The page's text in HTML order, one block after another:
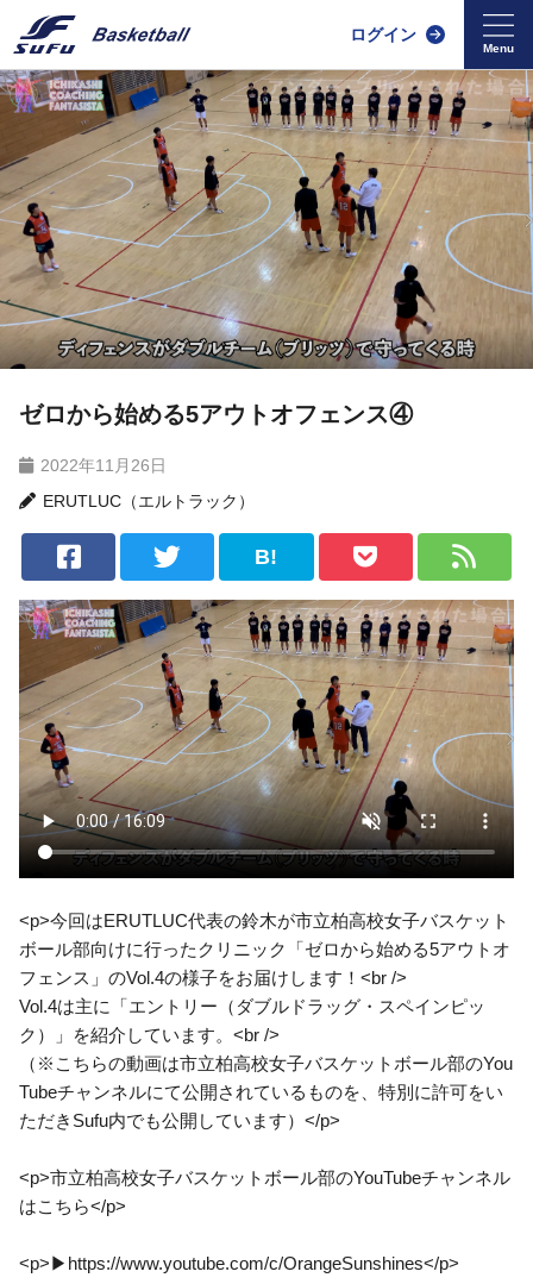
ログイン
ゼロから始める5アウトオフェンス④
2022年11月26日
ERUTLUC（エルトラック）
B!
<p>今回はERUTLUC代表の鈴木が市立柏高校女子バスケット
ボール部向けに行ったクリニック「ゼロから始める5アウトオ
フェンス」のVol.4の様子をお届けします！<br />
Vol.4は主に「エントリー（ダブルドラッグ・スペインピッ
ク）」を紹介しています。<br />
（※こちらの動画は市立柏高校女子バスケットボール部のYou
Tubeチャンネルにて公開されているものを、特別に許可をい
ただきSufu内でも公開しています）</p>
<p>市立柏高校女子バスケットボール部のYouTubeチャンネル
はこちら</p>
<p>▶︎https://www.youtube.com/c/OrangeSunshines</p>